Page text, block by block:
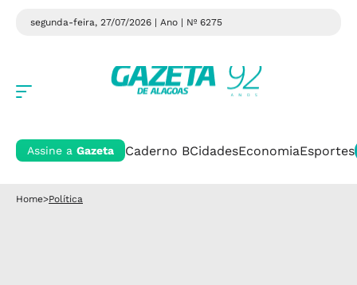
segunda-feira, 27/07/2026 | Ano | Nº 6275
Assine a Gazeta Caderno BCidadesEconomiaEsportes
Home>Política